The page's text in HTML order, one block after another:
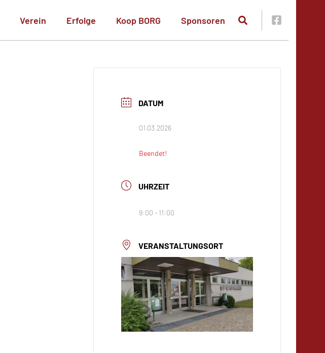
Verein Erfolge Koop BORG Sponsoren
DATUM
01.03.2026
Beendet!
UHRZEIT
9:00 - 11:00
VERANSTALTUNGSORT